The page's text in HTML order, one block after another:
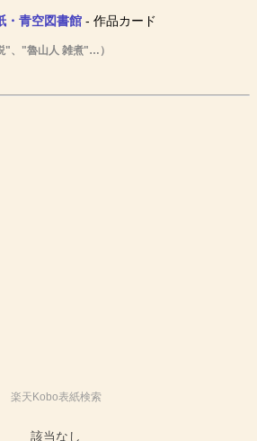
・青空図書館- 作品カード
"、"魯山人 雑煮"…）
楽天Kobo表紙検索